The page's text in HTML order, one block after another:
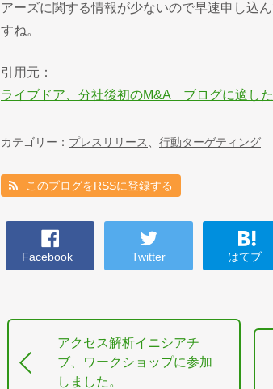
アーズに関する情報が少ないので早速申し込
すね。
引用元：
ライブドア、分社後初のM&A ブログに適し
カテゴリー： プレスリリース 行動ターゲティング
このブログをRSSに登録する
Facebook Twitter はてブ
アクセス解析イニシアチ
ブ、ワークショップに参加
しました。